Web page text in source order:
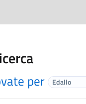
per Edallo